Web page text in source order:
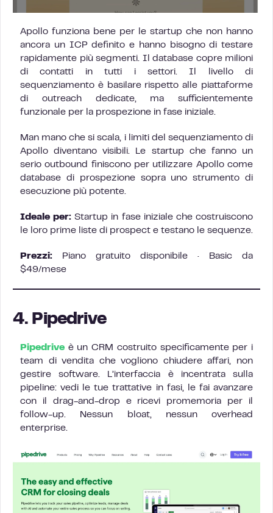
Apollo funziona bene per le startup che non hanno
ancora un ICP definito e hanno bisogno di testare
rapidamente più segmenti. Il database copre milioni
di contatti in tutti i settori. Il livello di
sequenziamento è basilare rispetto alle piattaforme
di outreach dedicate, ma sufficientemente
funzionale per la prospezione in fase iniziale.
Man mano che si scala, i limiti del sequenziamento di
Apollo diventano visibili. Le startup che fanno un
serio outbound finiscono per utilizzare Apollo come
database di prospezione sopra uno strumento di
esecuzione più potente.
Ideale per: Startup in fase iniziale che costruiscono
le loro prime liste di prospect e testano le sequenze.
Prezzi: Piano gratuito disponibile · Basic da
$49/mese
4. Pipedrive
Pipedrive è un CRM costruito specificamente per i
team di vendita che vogliono chiudere affari, non
gestire software. L’interfaccia è incentrata sulla
pipeline: vedi le tue trattative in fasi, le fai avanzare
con il drag-and-drop e ricevi promemoria per il
follow-up. Nessun bloat, nessun overhead
enterprise.